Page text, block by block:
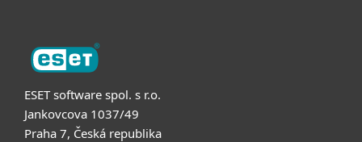
ESET software spol. s r.o.
Jankovcova 1037/49
Praha 7, Česká republika